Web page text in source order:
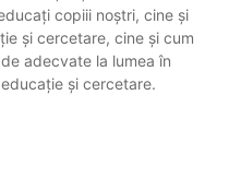
copiii noștri, cine și
și cercetare, cine și cum
adecvate la lumea în
și cercetare.